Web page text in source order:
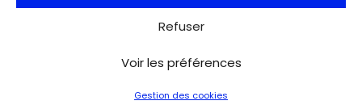
Refuser
Voir les préférences
Gestion des cookies
Chronique du droit de l’art : « Tintin a‑t‑il le droit de
L'Objet d'Art